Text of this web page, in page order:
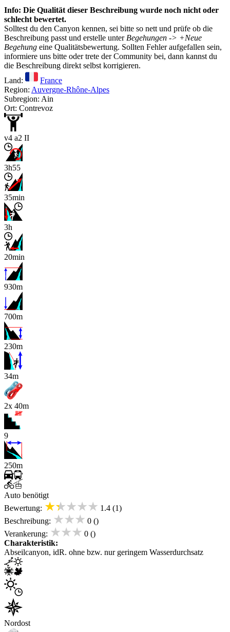
Info: Die Qualität dieser Beschreibung wurde noch nicht oder
schlecht bewertet.
Solltest du den Canyon kennen, sei bitte so nett und prüfe ob die
Beschreibung passt und erstelle unter Begehungen -> +Neue
Begehung eine Qualitätsbewertung. Sollten Fehler aufgefallen sein,
informiere uns bitte oder trete der Community bei, dann kannst du
die Beschreibung direkt selbst korrigieren.
Land:
France
Region: Auvergne-Rhône-Alpes
Subregion: Ain
Ort: Contrevoz
v4 a2 II
3h55
35min
3h
20min
930m
700m
230m
x
34m
2x 40m
9
250m
Auto benötigt
Bewertung: ★★★★★ 1.4 (1)
Beschreibung: ★★★ 0 ()
Verankerung: ★★★ 0 ()
Charakteristik:
Abseilcanyon, idR. ohne bzw. nur geringem Wasserdurchsatz
Nordost